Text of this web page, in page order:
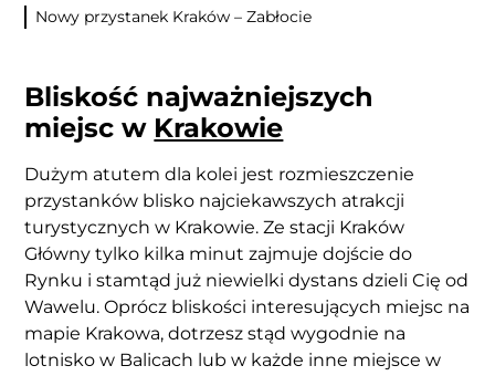
Nowy przystanek Kraków – Zabłocie
Bliskość najważniejszych
miejsc w Krakowie
Dużym atutem dla kolei jest rozmieszczenie
przystanków blisko najciekawszych atrakcji
turystycznych w Krakowie. Ze stacji Kraków
Główny tylko kilka minut zajmuje dojście do
Rynku i stamtąd już niewielki dystans dzieli Cię od
Wawelu. Oprócz bliskości interesujących miejsc na
mapie Krakowa, dotrzesz stąd wygodnie na
lotnisko w Balicach lub w każde inne miejsce w